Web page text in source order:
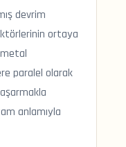
devrim
ortaya
metal
paralel olarak
anlamıyla